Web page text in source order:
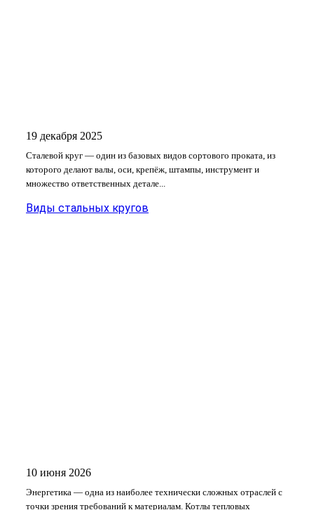
19 декабря 2025
Сталевой круг — один из базовых видов сортового проката, из
которого делают валы, оси, крепёж, штампы, инструмент и
множество ответственных детале...
Виды стальных кругов
10 июня 2026
Энергетика — одна из наиболее технически сложных отраслей с
точки зрения требований к материалам. Котлы тепловых